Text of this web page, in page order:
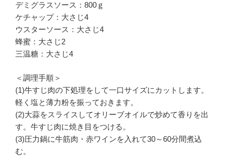
デミグラスソース：800ｇ
ケチャップ：大さじ4
ウスターソース：大さじ4
蜂蜜：大さじ2
三温糖：大さじ4
＜調理手順＞
(1)牛すじ肉の下処理をして一口サイズにカットします。
軽く塩と薄力粉を振っておきます。
(2)大蒜をスライスしてオリーブオイルで炒めて香りを出
す。牛すじ肉に焼き目をつける。
(3)圧力鍋に牛筋肉・赤ワインを入れて30～60分間煮込
む。